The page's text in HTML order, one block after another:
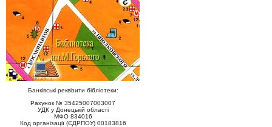
Банківські реквізити бібліотеки:
Рахунок № 35425007003007
УДК у Донецькій області
МФО 834016
Код організації (ЄДРПОУ) 00183816